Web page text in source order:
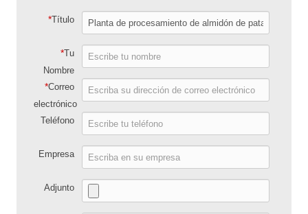
*Título
*Tu
Nombre
*Correo
electrónico
Teléfono
Empresa
Adjunto